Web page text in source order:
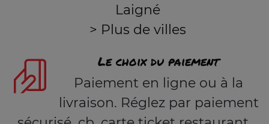
Laigné
> Plus de villes
Le choix du paiement
Paiement en ligne ou à la
livraison. Réglez par paiement